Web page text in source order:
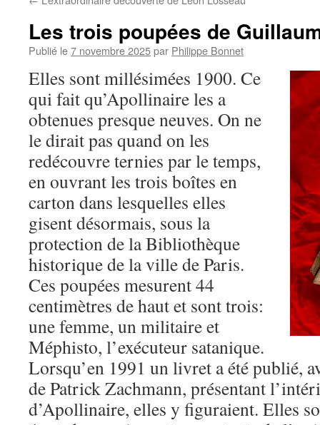
Les trois poupées de
Publié le7 novembre 2025par Philippe Bonnet
Elles sont millésimées 1900. Ce
qui fait qu’Apollinaire les a
obtenues presque neuves. On ne
le dirait pas quand on les
redécouvre ternies par le temps,
en ouvrant les trois boîtes en
carton dans lesquelles elles
gisent désormais, sous la
protection de la Bibliothèque
historique de la ville de Paris.
Ces poupées mesurent 44
centimètres de haut et sont trois:
une femme, un militaire et
Méphisto, l’exécuteur satanique.
Lorsqu’en 1991 un livret a été publié,
de Patrick Zachmann, présentant
d’Apollinaire, elles y figuraient. Elles